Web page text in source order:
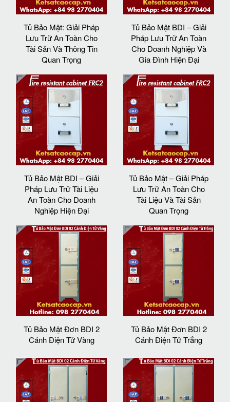
Tủ Bảo Mật: Giải Pháp
Lưu Trữ An Toàn Cho
Tài Sản Và Thông Tin
Quan Trọng
Tủ Bảo Mật BDI – Giải
Pháp Lưu Trữ An Toàn
Cho Doanh Nghiệp Và
Gia Đình Hiện Đại
Tủ Bảo Mật BDI – Giải
Pháp Lưu Trữ Tài Liệu
An Toàn Cho Doanh
Nghiệp Hiện Đại
Tủ Bảo Mật – Giải Pháp
Lưu Trữ An Toàn Cho
Tài Liệu Và Tài Sản
Quan Trọng
Tủ Bảo Mật Đơn BDI 2
Cánh Điện Tử Vàng
Tủ Bảo Mật Đơn BDI 2
Cánh Điện Tử Trắng